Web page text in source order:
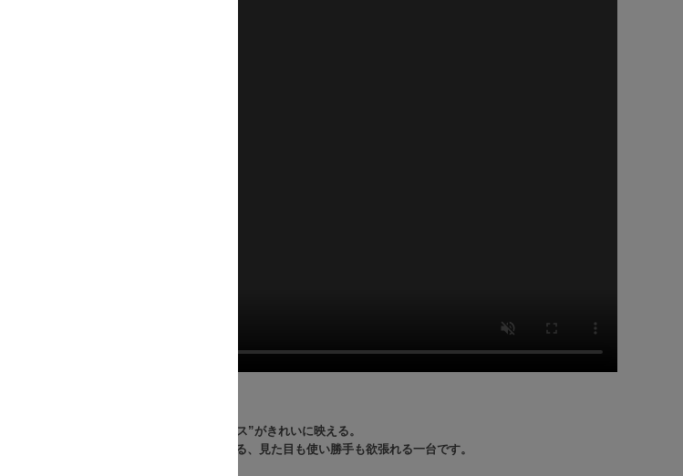
す。
クなら、限られた空間でも“私らしいセンス”がきれいに映える。
納するたび整って、眺めるたび気分が上がる、見た目も使い勝手も欲張れる一台です。